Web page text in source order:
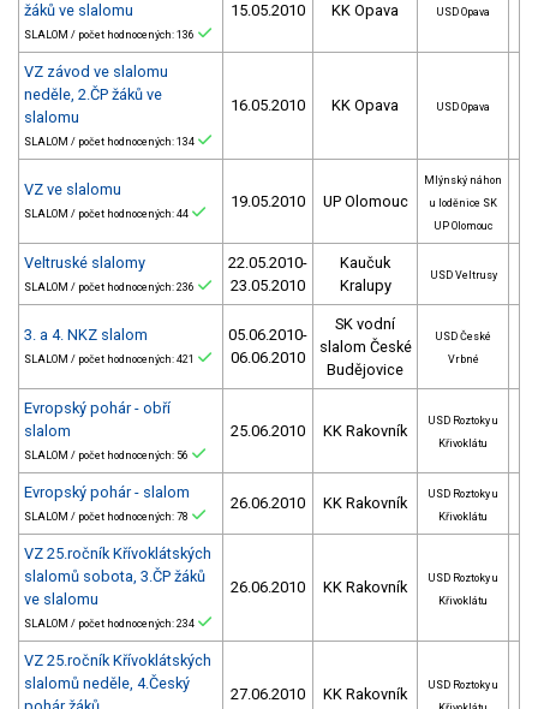
žáků ve slalomu
SLALOM / počet hodnocených: 136
15.05.2010 KK Opava USD Opava
VZ závod ve slalomu
neděle, 2.ČP žáků ve
slalomu
SLALOM / počet hodnocených: 134
16.05.2010 KK Opava USD Opava
VZ ve slalomu
SLALOM / počet hodnocených: 44
19.05.2010 UP Olomouc
Mlýnský náhon
u loděnice SK
UP Olomouc
Veltruské slalomy
SLALOM / počet hodnocených: 236
22.05.2010-
23.05.2010
Kaučuk
Kralupy
USD Veltrusy
3. a 4. NKZ slalom
SLALOM / počet hodnocených: 421
05.06.2010-
06.06.2010
SK vodní
slalom České
Budějovice
USD České
Vrbné
Evropský pohár - obří
slalom
SLALOM / počet hodnocených: 56
25.06.2010 KK Rakovník
USD Roztoky u
Křivoklátu
Evropský pohár - slalom
SLALOM / počet hodnocených: 78
26.06.2010 KK Rakovník
USD Roztoky u
Křivoklátu
VZ 25.ročník Křívoklátských
slalomů sobota, 3.ČP žáků
ve slalomu
SLALOM / počet hodnocených: 234
26.06.2010 KK Rakovník
USD Roztoky u
Křivoklátu
VZ 25.ročník Křívoklátských
slalomů neděle, 4.Český
27.06.2010 KK Rakovník
USD Roztoky u